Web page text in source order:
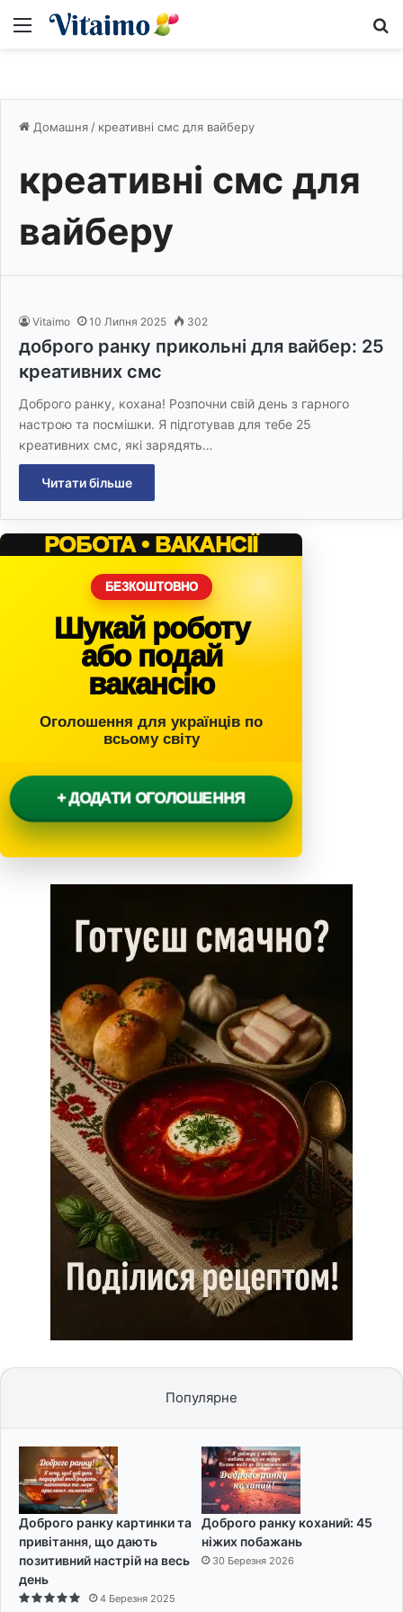
Меню
Домашня / креативні смс для вайберу
креативні смс для
вайберу
Vitaimo 10 Липня 2025 302
доброго ранку прикольні для вайбер: 25
креативних смс
Доброго ранку, кохана! Розпочни свій день з гарного
настрою та посмішки. Я підготував для тебе 25
креативних смс, які зарядять…
Читати більше
РОБОТА • ВАКАНСІЇ
БЕЗКОШТОВНО
Шукай роботу
або подай
вакансію
Оголошення для українців по
всьому світу
+ ДОДАТИ ОГОЛОШЕННЯ
Популярне
Доброго ранку картинки та
привітання, що дають
позитивний настрій на весь
день
4 Березня 2025
Доброго ранку коханий: 45
ніжих побажань
30 Березня 2026